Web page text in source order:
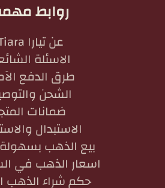
روابط
عن تيارا Tiara
الاسئلة
طرق الدفع
الشحن
ضمانات
الاستبدال
بيع الذهب
اسعار الذهب في
حكم شراء الذهب